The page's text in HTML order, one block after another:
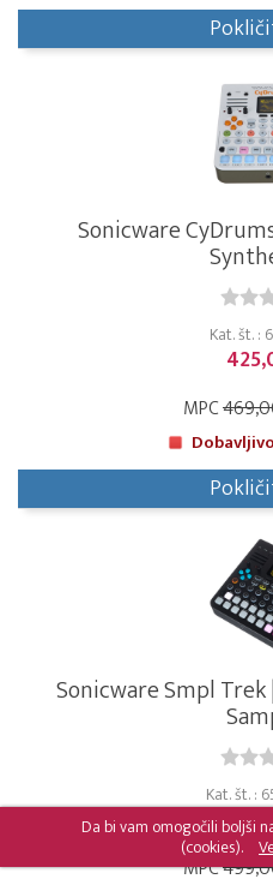
Sonicware
Kat. št. :
MPC
Sonicware Smpl
Kat. št. :
MPC
Da bi vam omogočili boljši
(cookies).